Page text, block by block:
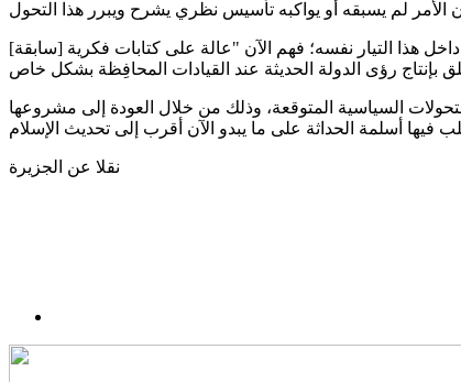
هذا التيار نفسه؛ فهم الآن "عالة على كتابات فكرية [سابقة]
السياسية المتوقعة، وذلك من خلال العودة إلى مشروعها
نقلا عن الجزيرة